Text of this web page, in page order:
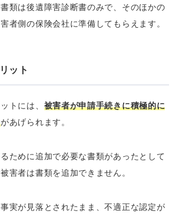
類は後遺障害診断書のみで、そのほかの
者側の保険会社に準備してもらえます。
ット
トには、 被害者が申請手続きに積極的に
があげられます。
ために追加で必要な書類があったとして
害者は書類を追加できません。
実が見落とされたまま、不適正な認定が